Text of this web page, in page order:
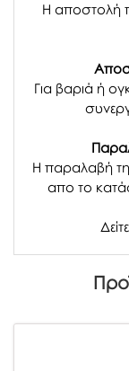
Η αποστολή
Για βαριά ή
H παραλαβή
απο το